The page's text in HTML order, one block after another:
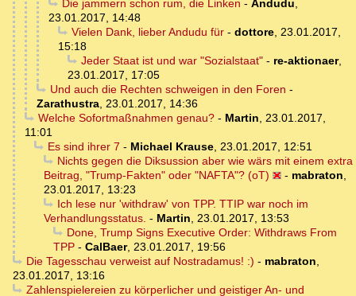
Die jammern schon rum, die Linken - Andudu,
23.01.2017, 14:48
Vielen Dank, lieber Andudu für- dottore, 23.01.2017,
15:18
Jeder Staat ist und war "Sozialstaat"- re-aktionaer,
23.01.2017, 17:05
Und auch die Rechten schweigen in den Foren -
Zarathustra, 23.01.2017, 14:36
Welche Sofortmaßnahmen genau?- Martin, 23.01.2017,
11:01
Es sind ihrer 7 - Michael Krause, 23.01.2017, 12:51
Nichts gegen die Diksussion aber wie wärs mit einem extra
Beitrag, "Trump-Fakten" oder "NAFTA"? (oT)
- mabraton,
23.01.2017, 13:23
Ich lese nur 'withdraw' von TPP. TTIP war noch im
Verhandlungsstatus. - Martin, 23.01.2017, 13:53
Done, Trump Signs Executive Order: Withdraws From
TPP - CalBaer, 23.01.2017, 19:56
Die Tagesschau verweist auf Nostradamus! :) - mabraton,
23.01.2017, 13:16
Zahlenspielereien zu körperlicher und geistiger An- und